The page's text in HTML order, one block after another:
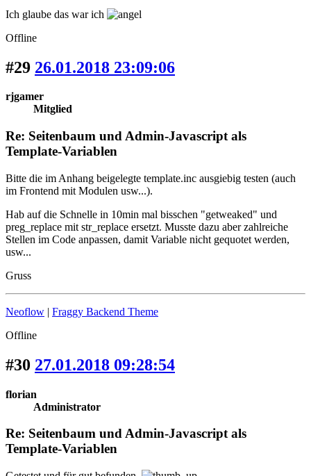
Ich glaube das war ich
Offline
#29 26.01.2018 23:09:06
rjgamer
Mitglied
Re: Seitenbaum und Admin-Javascript als
Template-Variablen
Bitte die im Anhang beigelegte template.inc ausgiebig testen (auch
im Frontend mit Modulen usw...).
Hab auf die Schnelle in 10min mal bisschen "getweaked" und
preg_replace mit str_replace ersetzt. Musste dazu aber zahlreiche
Stellen im Code anpassen, damit Variable nicht gequotet werden,
usw...
Gruss
Neoflow | Fraggy Backend Theme
Offline
#30 27.01.2018 09:28:54
florian
Administrator
Re: Seitenbaum und Admin-Javascript als
Template-Variablen